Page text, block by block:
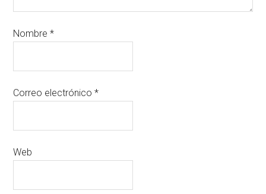
Nombre*
Correo electrónico*
Web